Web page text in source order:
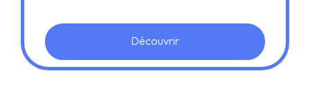
Découvrir